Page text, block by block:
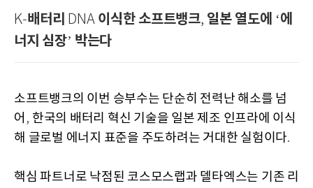
K-배터리 DNA 이식한 소프트뱅크, 일본 열도에 ‘에
너지 심장’ 박는다
소프트뱅크의 이번 승부수는 단순히 전력난 해소를 넘
어 , 한국의 배터리 혁신 기술을 일본 제조 인프라에 이식
해 글로벌 에너지 표준을 주도하려는 거대한 실험이다.
핵심 파트너로 낙점된 코스모스랩과 델타엑스는 기존 리